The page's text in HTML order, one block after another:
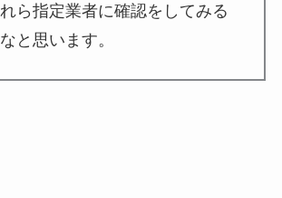
ら指定業者に確認をしてみる
と思います。